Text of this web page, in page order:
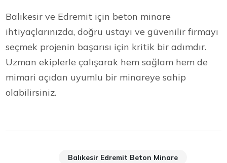
Balıkesir ve Edremit için beton minare
ihtiyaçlarınızda, doğru ustayı ve güvenilir firmayı
seçmek projenin başarısı için kritik bir adımdır.
Uzman ekiplerle çalışarak hem sağlam hem de
mimari açıdan uyumlu bir minareye sahip
olabilirsiniz.
Balıkesir Edremit Beton Minare